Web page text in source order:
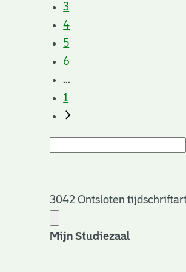
3
4
5
6
...
1
3042 Ontsloten
Mijn Studiezaal